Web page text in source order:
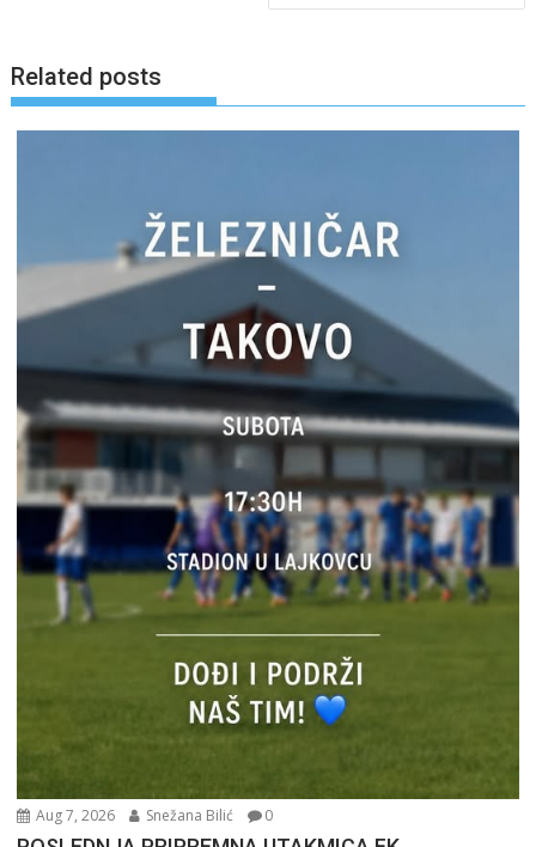
Related posts
Aug 7, 2026 Snežana Bilić 0